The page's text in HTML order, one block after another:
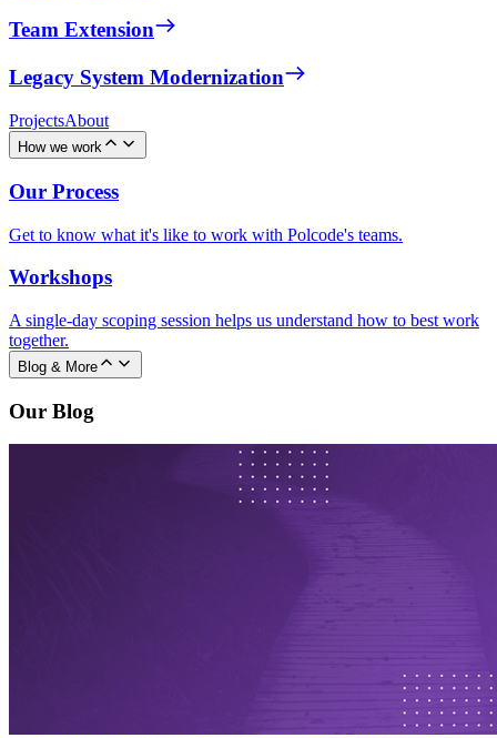
Team Extension
Legacy System Modernization
ProjectsAbout
How we work
Our Process
Get to know what it's like to work with Polcode's teams.
Workshops
A single-day scoping session helps us understand how to best work
together.
Blog & More
Our Blog